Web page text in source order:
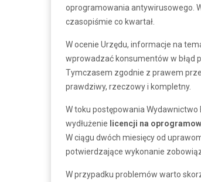
oprogramowania antywirusowego.
czasopiśmie co kwartał.
W ocenie Urzędu, informacje na
wprowadzać konsumentów w błąd
Tymczasem zgodnie z prawem
prawdziwy, rzeczowy i kompletny.
W toku postępowania
wydłużenie licencji na
W ciągu dwóch miesięcy od
potwierdzające wykonanie
W przypadku problemów warto